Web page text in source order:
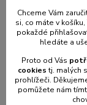
Chceme Vám
si, co máte v
pokaždé
hledáte a
Proto od Vás
cookiestj. malých
prohlížeči.
pomůžete nám